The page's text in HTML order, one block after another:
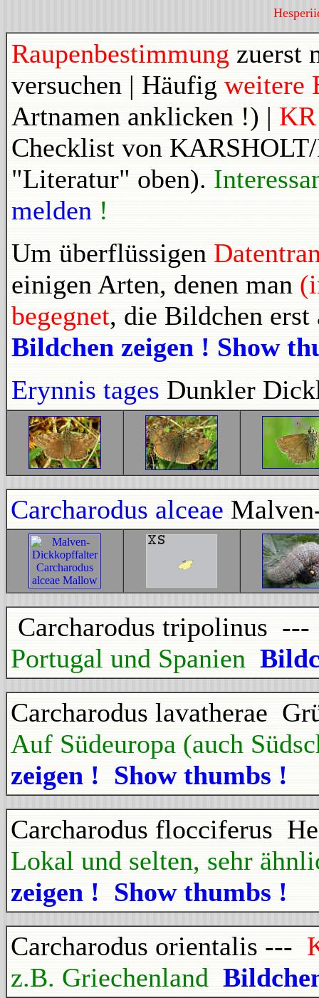
Raupenbestimmung zuerst
versuchen | Häufig weitere
Artnamen anklicken !) |
Checklist von
"Literatur" oben).
melden !
Um überflüssigen
einigen Arten, denen man
begegnet, die Bildchen erst
Bildchen zeigen ! Show
Erynnis tages Dunkler
Carcharodus alceae
Carcharodus tripolinus
Portugal und Spanien
Carcharodus lavatherae
Auf Südeuropa (auch
zeigen ! Show thumbs !
Carcharodus flocciferus
Lokal und selten, sehr
zeigen ! Show thumbs !
Carcharodus orientalis ---
z.B. Griechenland